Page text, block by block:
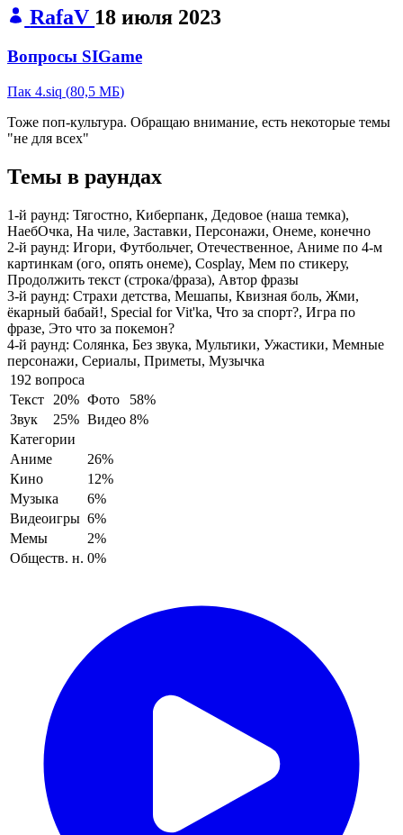
RafaV 18 июля 2023
Вопросы SIGame
Пак 4.siq (80,5 МБ)
Тоже поп-культура. Обращаю внимание, есть некоторые темы
"не для всех"
Темы в раундах
1-й раунд: Тягостно, Киберпанк, Дедовое (наша темка),
НаебОчка, На чиле, Заставки, Персонажи, Онеме, конечно
2-й раунд: Игори, Футбольчег, Отечественное, Аниме по 4-м
картинкам (ого, опять онеме), Cosplay, Мем по стикеру,
Продолжить текст (строка/фраза), Автор фразы
3-й раунд: Страхи детства, Мешапы, Квизная боль, Жми,
ёкарный бабай!, Special for Vit'ka, Что за спорт?, Игра по
фразе, Это что за покемон?
4-й раунд: Солянка, Без звука, Мультики, Ужастики, Мемные
персонажи, Сериалы, Приметы, Музычка
192 вопроса
Текст
20% Фото
58%
Звук
25% Видео 8%
Категории
Аниме
26%
Кино
12%
Музыка
6%
Видеоигры 6%
Мемы
2%
Обществ. н. 0%